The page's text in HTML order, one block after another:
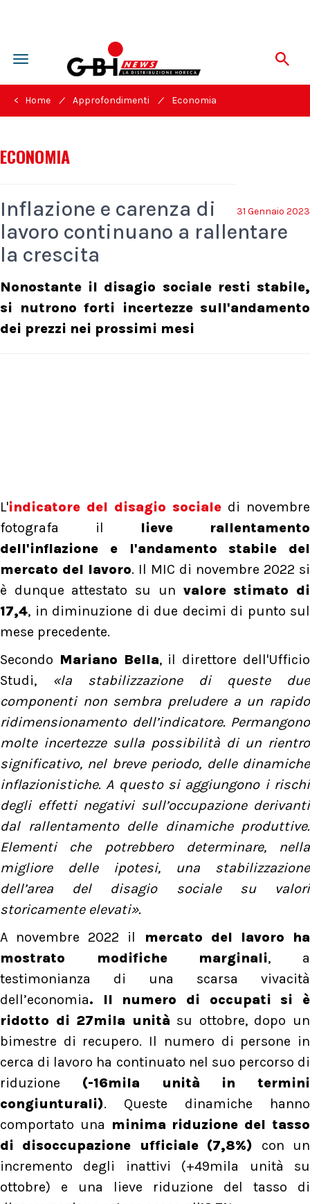
Toggle
navigation
< Home / Approfondimenti / Economia
ECONOMIA
31 Gennaio 2023
Inflazione e carenza di
lavoro continuano a rallentare
la crescita
Nonostante il disagio sociale resti stabile,
si nutrono forti incertezze sull'andamento
dei prezzi nei prossimi mesi
L'indicatore del disagio sociale di novembre
fotografa il lieve rallentamento
dell'inflazione e l'andamento stabile del
mercato del lavoro. Il MIC di novembre 2022 si
è dunque attestato su un valore stimato di
17,4, in diminuzione di due decimi di punto sul
mese precedente.
Secondo Mariano Bella, il direttore dell'Ufficio
Studi, «la stabilizzazione di queste due
componenti non sembra preludere a un rapido
ridimensionamento dell’indicatore. Permangono
molte incertezze sulla possibilità di un rientro
significativo, nel breve periodo, delle dinamiche
inflazionistiche. A questo si aggiungono i rischi
degli effetti negativi sull’occupazione derivanti
dal rallentamento delle dinamiche produttive.
Elementi che potrebbero determinare, nella
migliore delle ipotesi, una stabilizzazione
dell’area del disagio sociale su valori
storicamente elevati».
A novembre 2022 il
mercato del lavoro ha
mostrato modifiche marginali, a
testimonianza di una scarsa vivacità
dell’economia. Il numero di occupati si è
ridotto di 27mila unità su ottobre, dopo un
bimestre di recupero. Il numero di persone in
cerca di lavoro ha continuato nel suo percorso di
riduzione (-16mila unità in termini
congiunturali). Queste dinamiche hanno
comportato una minima riduzione del tasso
di disoccupazione ufficiale (7,8%) con un
incremento degli inattivi (+49mila unità su
ottobre) e una lieve riduzione del tasso di